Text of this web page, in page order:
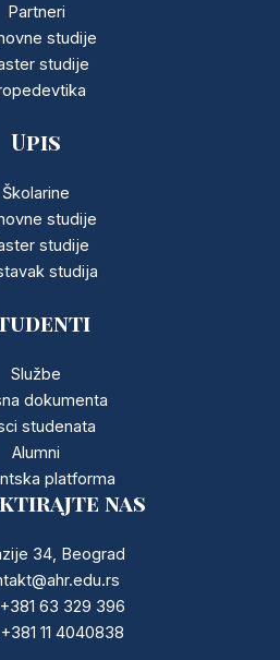
Partneri
studije
studije
Upis
Školarine
studije
studije
studija
Službe
dokumenta
studenata
Alumni
platforma
nas
34, Beograd
+381 63 329 396
+381 11 4040838